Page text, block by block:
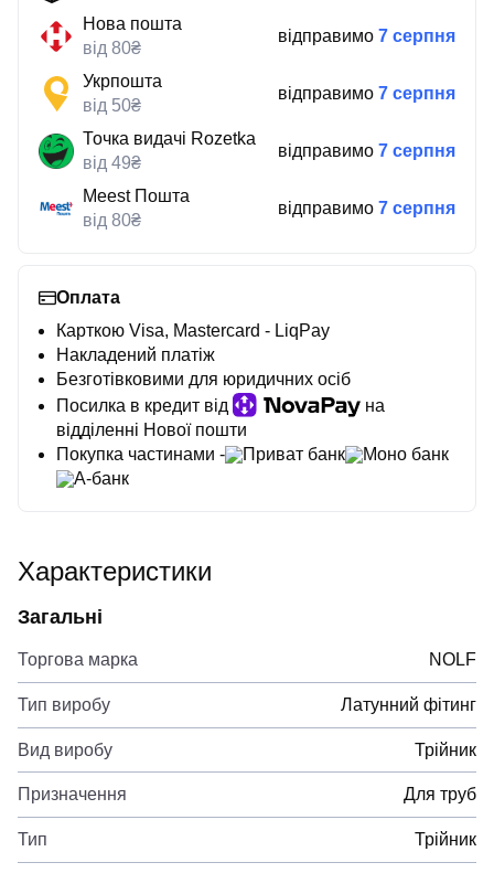
Нова пошта
від 80₴
відправимо 7 серпня
Укрпошта
від 50₴
відправимо 7 серпня
Точка видачі Rozetka
від 49₴
відправимо 7 серпня
Meest Пошта
від 80₴
відправимо 7 серпня
Оплата
Карткою Visa, Mastercard - LiqPay
Накладений платіж
Безготівковими для юридичних осіб
Посилка в кредит від
на
відділенні Нової пошти
Покупка частинами -
Приват банк
Моно банк
А-банк
Характеристики
Загальні
Торгова марка NOLF
Тип виробу Латунний фітинг
Вид виробу Трійник
Призначення Для труб
Тип Трійник